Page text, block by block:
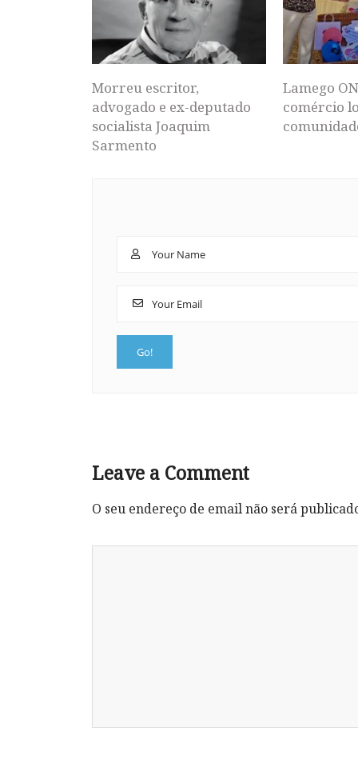
Morreu escritor,
advogado e ex-deputado
socialista Joaquim
Sarmento
Lamego
comércio
Leave a Comment
O seu endereço de email não será